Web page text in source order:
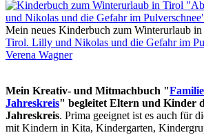
Mein neues Kinderbuch zum Winterurlaub
Tirol. Lilly und Nikolas und die Gefahr im
Verena Wagner
Mein Kreativ- und Mitmachbuch "
Jahreskreis" begleitet Eltern und Kinder
Jahreskreis. Prima geeignet ist es auch für
mit Kindern in Kita, Kindergarten,